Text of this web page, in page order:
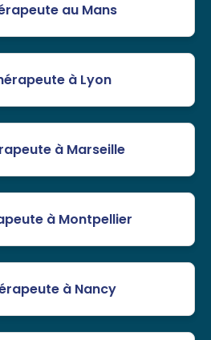
au Mans
à Lyon
à Marseille
à Montpellier
à Nancy